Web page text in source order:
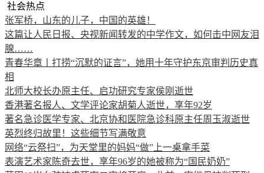
社会热点
张军桥，山东的儿子，中国的英雄！
这篇让人民日报、央视新闻转发的中学作文，如何击中网友泪
腺……
青春华章丨打捞“沉默的证言”，她用十年守护东京审判历史真
相
北师大校长办原主任、启功研究专家侯刚逝世
香港著名报人、文学评论家胡菊人逝世，享年92岁
著名急诊医学专家、北京协和医院急诊科原主任周玉淑逝世
英烈终归故里！这些细节写满敬意
网络“云祭扫”，为天堂里的妈妈“做”上一桌拿手菜
表演艺术家陈奇去世，享年96岁的她被称为“国民奶奶”